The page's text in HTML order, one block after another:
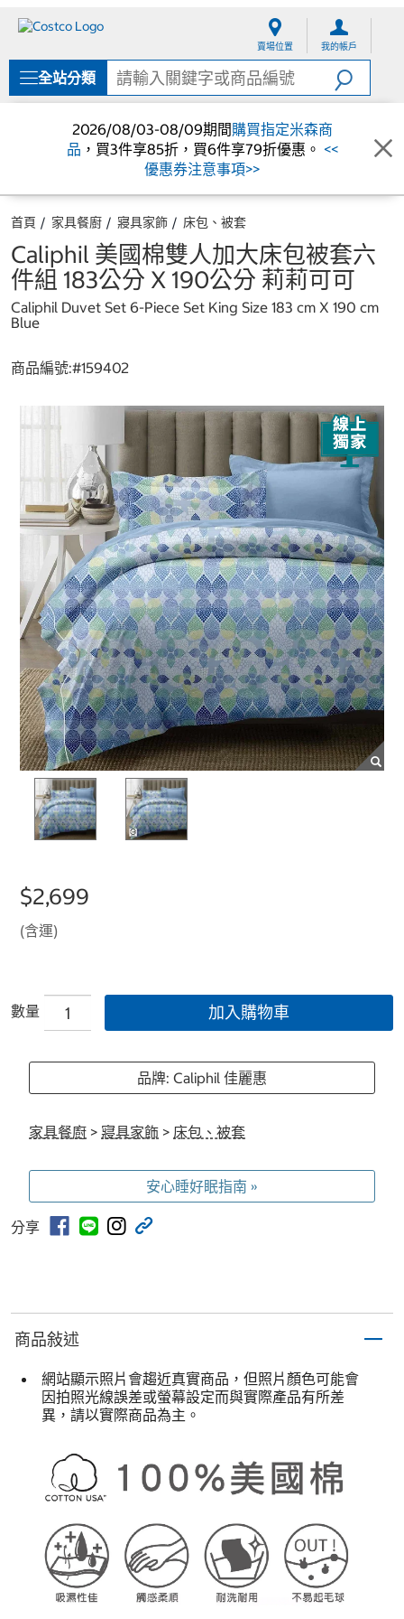
單
賣場位置 我的帳戶
全站分類
2026/08/03-08/09期間購買指定米森商
品 ，買3件享85折，買6件享79折優惠。 <<
優惠券注意事項>>
首頁 家具餐廚 寢具家飾 床包、被套
Caliphil 美國棉雙人加大床包被套六
件組 183公分 X 190公分 莉莉可可
Caliphil Duvet Set 6-Piece Set King Size 183 cm X 190 cm
Blue
商品編號:#159402
$2,699
(含運)
數量 加入購物車
品牌: Caliphil 佳麗惠
家具餐廚 > 寢具家飾 > 床包、被套
安心睡好眠指南 »
分享
商品敍述
網站顯示照片會趨近真實商品，但照片顏色可能會
因拍照光線誤差或螢幕設定而與實際產品有所差
異，請以實際商品為主。